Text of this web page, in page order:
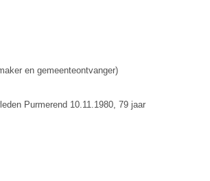
en gemeenteontvanger)
Purmerend 10.11.1980, 79 jaar